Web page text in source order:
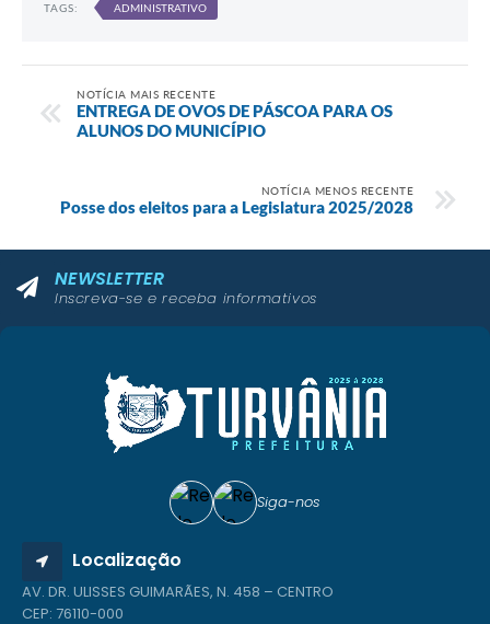
TAGS: ADMINISTRATIVO
NOTÍCIA MAIS RECENTE
ENTREGA DE OVOS DE PÁSCOA PARA OS
ALUNOS DO MUNICÍPIO
NOTÍCIA MENOS RECENTE
Posse dos eleitos para a Legislatura 2025/2028
Siga-nos
Localização
AV. DR. ULISSES GUIMARÃES, N. 458 – CENTRO
CEP: 76110-000
NEWSLETTER
Inscreva-se e receba informativos